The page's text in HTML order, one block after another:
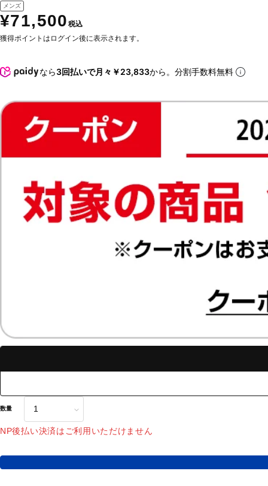
メンズ
¥71,500 税込
獲得ポイントはログイン後に表示されます。
なら3回払いで月々￥23,833から。分割手数料無料
数量
NP後払い決済はご利用いただけません